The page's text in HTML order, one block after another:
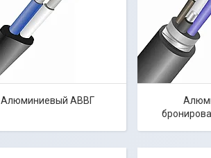
Алюминиевый АВВГ